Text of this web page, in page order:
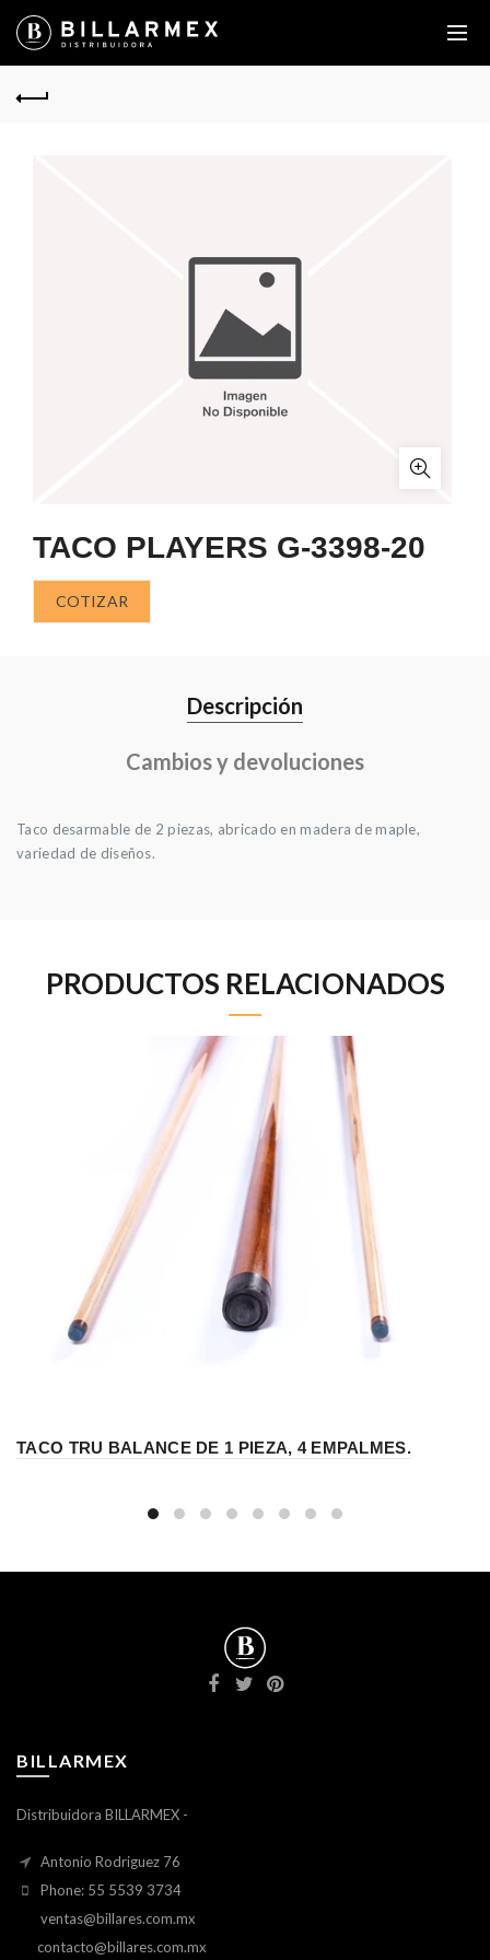
TACO PLAYERS G-3398-20
COTIZAR
Descripción
Cambios y devoluciones
Taco desarmable de 2 piezas, abricado en madera de maple,
variedad de diseños.
PRODUCTOS RELACIONADOS
TACO TRU BALANCE DE 1 PIEZA, 4 EMPALMES.
BILLARMEX
Distribuidora BILLARMEX -
Antonio Rodriguez 76
Phone: 55 5539 3734
ventas@billares.com.mx
contacto@billares.com.mx